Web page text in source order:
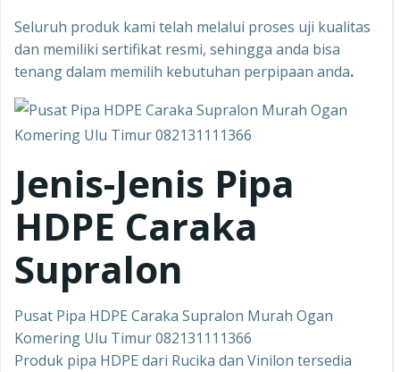
Seluruh produk kami telah melalui proses uji kualitas
dan memiliki sertifikat resmi, sehingga anda bisa
tenang dalam memilih kebutuhan perpipaan anda.
Jenis-Jenis Pipa
HDPE Caraka
Supralon
Pusat Pipa HDPE Caraka Supralon Murah Ogan
Komering Ulu Timur 082131111366
Produk pipa HDPE dari Rucika dan Vinilon tersedia